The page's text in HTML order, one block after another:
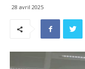
28 avril 2025